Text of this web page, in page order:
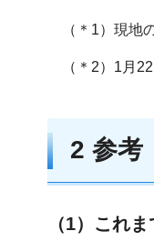
（＊1）現地
（＊2）1月
2 参考
（1）これ